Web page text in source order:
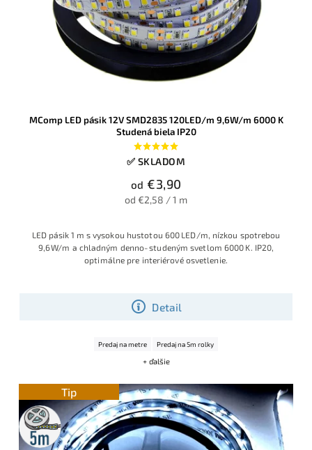
MComp LED pásik 12V SMD2835 120LED/m 9,6W/m 6000 K
Studená biela IP20
✅ SKLADOM
od €3,90
od €2,58 / 1 m
Detail
LED pásik 1 m s vysokou hustotou 600 LED/m, nízkou spotrebou
9,6 W/m a chladným denno‑studeným svetlom 6000 K. IP20,
optimálne pre interiérové osvetlenie.
Predaj na metre Predaj na 5m rolky
+ ďalšie
Tip
5m
rolka